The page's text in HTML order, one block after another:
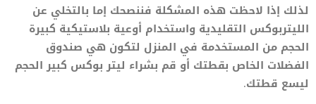
لذلك إذا لاحظت هذه المشكلة فننصحك إما بالتخلي عن
الليتربوكس التقليدية واستخدام أوعية بلاستيكية كبيرة
الحجم من المستخدمة في المنزل لتكون هي صندوق
الفضلات الخاص بقطتك أو قم بشراء ليتر بوكس كبير الحجم
ليسع قطتك.